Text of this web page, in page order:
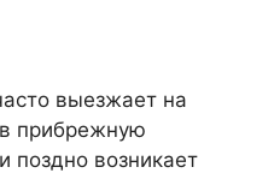
выезжает на
прибрежную
поздно возникает